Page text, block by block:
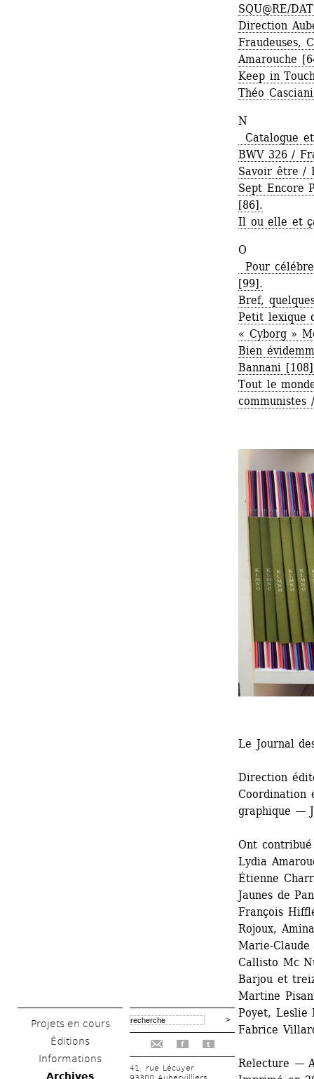
Projets en cours
Éditions
Informations
Archives
f t
41, rue Lécuyer
SQU@RE/
Direction
Fraudeuses,
Amarouche
Keep in
Théo
N
Catalogue
BWV 326 /
Savoir être /
Sept Encore
[86].
Il ou elle et
O
Pour
[99].
Bref,
Petit lexique
« Cyborg »
Bien
Bannani
Tout le
Le Journal
Direction
Coordination
graphique —
Ont
Lydia
Étienne
Jaunes de
François
Rojoux,
Marie-
Callisto Mc
Barjou et
Martine
Poyet, Leslie
Fabrice
Relecture —